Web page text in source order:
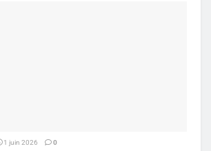
1 juin 2026 0